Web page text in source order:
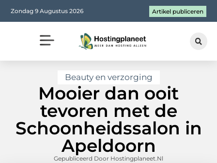
Zondag 9 Augustus 2026 Artikel publiceren
Beauty en verzorging
Mooier dan ooit
tevoren met de
Schoonheidssalon in
Apeldoorn
Gepubliceerd Door Hostingplaneet.nl